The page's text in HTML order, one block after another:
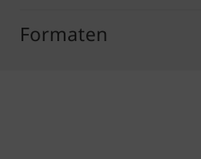
Formaten